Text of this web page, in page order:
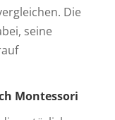
Die
seine
Montessori